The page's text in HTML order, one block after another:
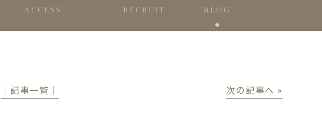
ACCESS RECRUIT BLOG
│記事一覧│ 次の記事へ »